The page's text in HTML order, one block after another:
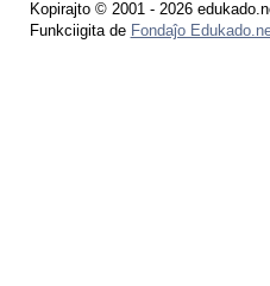
Kopirajto © 2001 - 2026
Funkciigita de Fondaĵo